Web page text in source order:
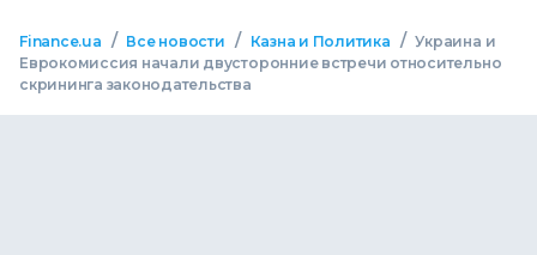
Finance.ua / Все новости / Казна и Политика / Украина и
Еврокомиссия начали двусторонние встречи относительно
скрининга законодательства